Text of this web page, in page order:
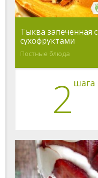
Тыква запеченная с
сухофруктами
Постные блюда
2 шага